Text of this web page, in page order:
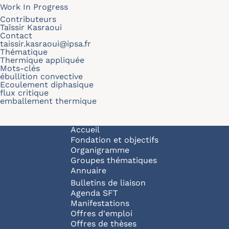
Work In Progress
Contributeurs
Taïssir Kasraoui
Contact
taissir.kasraoui@ipsa.fr
Thématique
Thermique appliquée
Mots-clés
ébullition convective
Ecoulement diphasique
flux critique
emballement thermique
Navigation principale
Accueil
Fondation et objectifs
Organigramme
Groupes thématiques
Annuaire
Bulletins de liaison
Agenda SFT
Manifestations
Offres d'emploi
Offres de thèses